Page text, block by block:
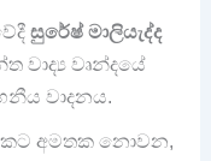
සුරේෂ් මාලියැද්ද
වාද්‍ය වෘන්දයේ
වාදනය.
අමතක නොවන,